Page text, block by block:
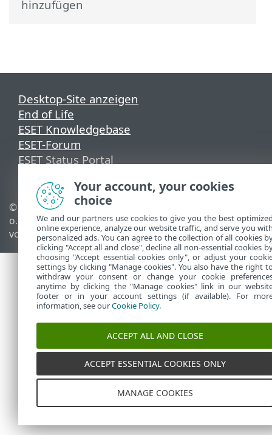
hinzufügen
Desktop-Site anzeigen
End of Life
ESET Knowledgebase
ESET-Forum
ESET Status Portal
© 1992 - 2026 ESET, spol. s r.
o. - Alle Rechte
vorbehalten.
Cookie-Richtlinie
Your account, your cookies
choice
We and our partners use cookies to give you the best
online experience, analyze our website traffic, and serve you
personalized ads. You can agree to the collection of all cookies
clicking "Accept all and close", decline all non-essential cookies
choosing "Accept essential cookies only", or adjust your
settings by clicking "Manage cookies". You also have the right
withdraw your consent or change your cookie
anytime by clicking the "Manage cookies" link in our
footer or in your account settings (if available). For
information, see ourCookie Policy.
ACCEPT ALL AND CLOSE
ACCEPT ESSENTIAL COOKIES ONLY
MANAGE COOKIES